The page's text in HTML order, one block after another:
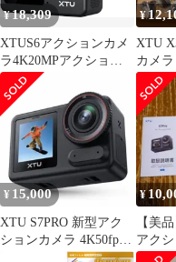
¥18,309
XTUS6アクションカメ
ラ4K20MPアクション
カム
【AmbarellaH22CPU&S
ONYIMX386センサー】
SuperSmooth手ぶれ補正
¥
XTU
カメラ
¥ 15,000
XTU S7PRO 新型アク
ションカメラ 4K50fps
¥
【美
アク